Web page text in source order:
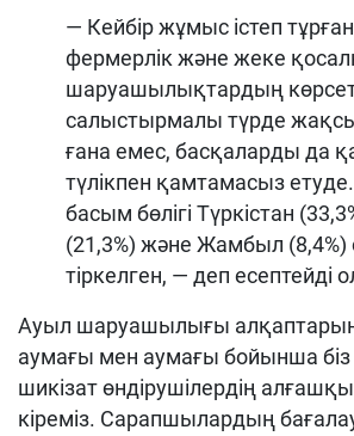
— Кейбір жұмыс істеп
фермерлік және жеке
шаруашылықтардың
салыстырмалы түрде
ғана емес, басқаларды да
түлікпен қамтамасыз
басым бөлігі Түркістан
(21,3%) және Жамбыл
тіркелген, — деп есептейді
Ауыл шаруашылығы
аумағы мен аумағы бойынша
шикізат өндірушілердің
кіреміз. Сарапшылардың